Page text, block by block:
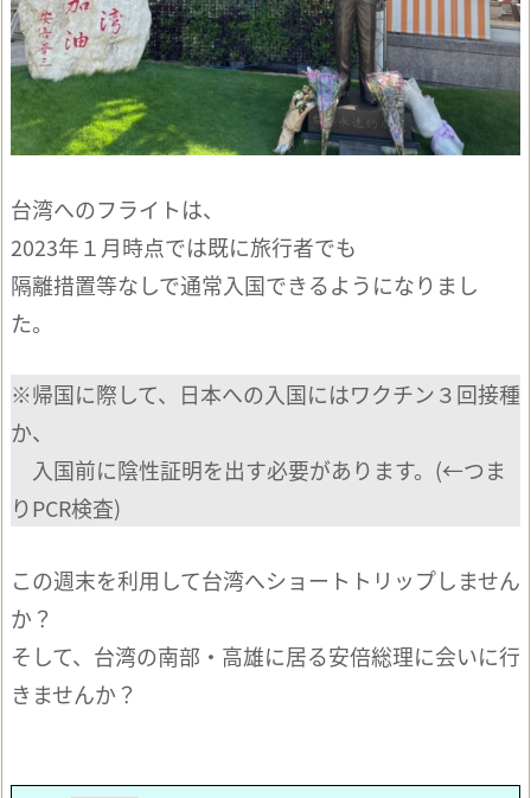
台湾へのフライトは、
2023年１月時点では既に旅行者でも
隔離措置等なしで通常入国できるようになりまし
た。
※帰国に際して、日本への入国にはワクチン３回接種
か、
入国前に陰性証明を出す必要があります。(←つま
りPCR検査)
この週末を利用して台湾へショートトリップしません
か？
そして、台湾の南部・高雄に居る安倍総理に会いに行
きませんか？